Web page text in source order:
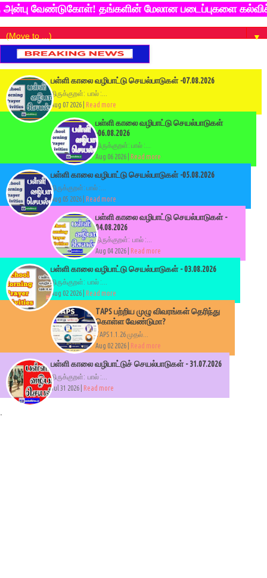
வேண்டுகோள்! தங்களின் மேலான படைப்புகளை கல்விச்சுடர்
▼
பள்ளி காலை வழிபாட்டு செயல்பாடுகள் -07.08.2026
திருக்குறள்: பால் :...
Aug 07 2026 |
Read more
பள்ளி காலை வழிபாட்டு செயல்பாடுகள்
-06.08.2026
திருக்குறள்: பால் :...
Aug 06 2026 | Read more
பள்ளி காலை வழிபாட்டு செயல்பாடுகள் -05.08.2026
திருக்குறள்: பால் :...
Aug 05 2026 | Read more
பள்ளி காலை வழிபாட்டு செயல்பாடுகள் -
04.08.2026
திருக்குறள்: பால் :...
Aug 04 2026 |
Read more
பள்ளி காலை வழிபாட்டு செயல்பாடுகள் - 03.08.2026
திருக்குறள்: பால் :...
Aug 02 2026 | Read more
TAPS பற்றிய முழு விவரங்கள் தெரிந்து
கொள்ள வேண்டுமா?
TAPS 1.1.26 முதல்...
Aug 02 2026 |
Read more
பள்ளி காலை வழிபாட்டுச் செயல்பாடுகள் - 31.07.2026
திருக்குறள்: பால் :...
Jul 31 2026 |
Read more